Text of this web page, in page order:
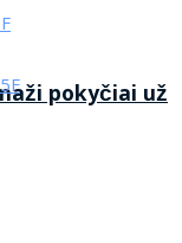
pokyčiai už